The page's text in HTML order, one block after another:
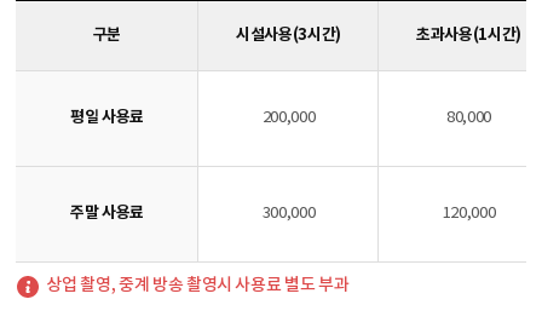
구분 시설사용(3시간) 초과사용(1시간)
평일 사용료 200,000 80,000
주말 사용료 300,000 120,000
상업 촬영, 중계 방송 촬영시 사용료 별도 부과